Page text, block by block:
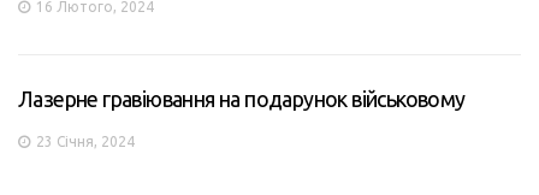
16 Лютого, 2024
Лазерне гравіювання на подарунок військовому
23 Січня, 2024